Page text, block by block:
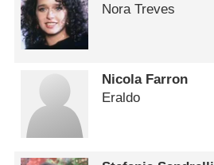
Nora Treves
Nicola Farron
Eraldo